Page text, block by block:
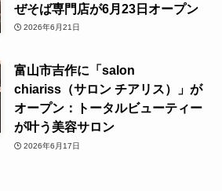
ぜそば専門店が6月23日オープン
2026年6月21日
富山市吉作に「salon
chiariss（サロン チアリス）」が
オープン：トータルビューティー
が叶う美容サロン
2026年6月17日